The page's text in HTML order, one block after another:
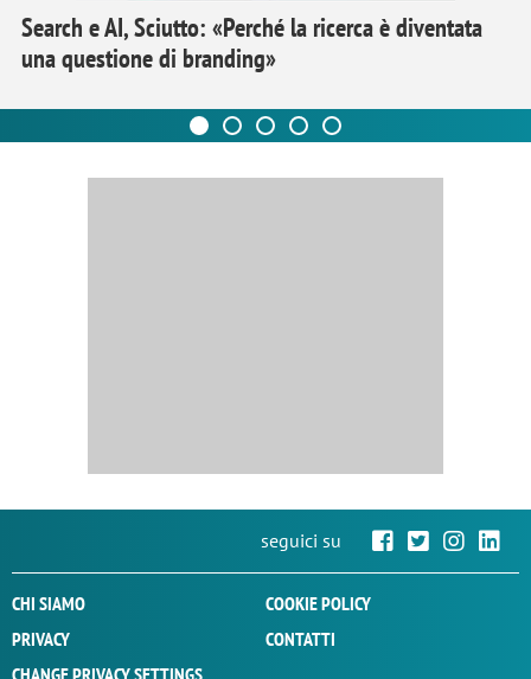
Search e AI, Sciutto: «Perché la ricerca è diventata
una questione di branding»
seguici su
CHI SIAMO
COOKIE POLICY
PRIVACY
CONTATTI
CHANGE PRIVACY SETTINGS